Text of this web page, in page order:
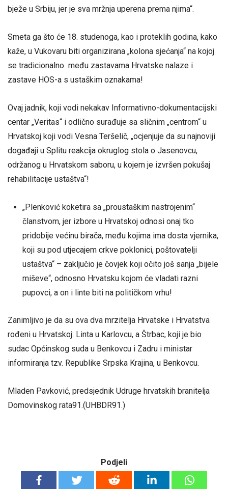
bježe u Srbiju, jer je sva mržnja uperena prema njima“.
Smeta ga što će 18. studenoga, kao i proteklih godina, kako
kaže, u Vukovaru biti organizirana „kolona sjećanja“ na kojoj
se tradicionalno među zastavama Hrvatske nalaze i
zastave HOS-a s ustaškim oznakama!
Ovaj jadnik, koji vodi nekakav Informativno-dokumentacijski
centar „Veritas“ i odlično surađuje sa sličnim „centrom“ u
Hrvatskoj koji vodi Vesna Teršelič, „ocjenjuje da su najnoviji
događaji u Splitu reakcija okruglog stola o Jasenovcu,
održanog u Hrvatskom saboru, u kojem je izvršen pokušaj
rehabilitacije ustaštva“!
„Plenković koketira sa „proustaškim nastrojenim“
članstvom, jer izbore u Hrvatskoj odnosi onaj tko
pridobije većinu birača, među kojima ima dosta vjernika,
koji su pod utjecajem crkve poklonici, poštovatelji
ustaštva“ – zaključio je čovjek koji očito još sanja „bijele
miševe“, odnosno Hrvatsku kojom će vladati razni
pupovci, a on i linte biti na političkom vrhu!
Zanimljivo je da su ova dva mrzitelja Hrvatske i Hrvatstva
rođeni u Hrvatskoj: Linta u Karlovcu, a Štrbac, koji je bio
sudac Općinskog suda u Benkovcu i Zadru i ministar
informiranja tzv. Republike Srpska Krajina, u Benkovcu.
Mladen Pavković, predsjednik Udruge hrvatskih branitelja
Domovinskog rata91.(UHBDR91.)
Podjeli